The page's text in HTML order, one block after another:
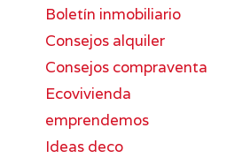
Boletín inmobiliario
Consejos alquiler
Consejos compraventa
Ecovivienda
emprendemos
Ideas deco